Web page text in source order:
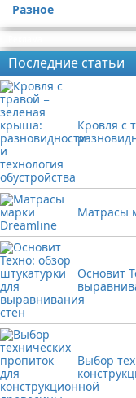
Разное
Последние статьи
Кровля с
Матрасы
Основит
Выбор